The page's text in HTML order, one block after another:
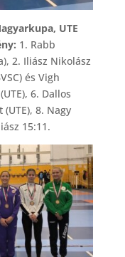
UTE
1. Rabb
2. Iliász Nikolász
és Vigh
6. Dallos
8. Nagy
15:11.